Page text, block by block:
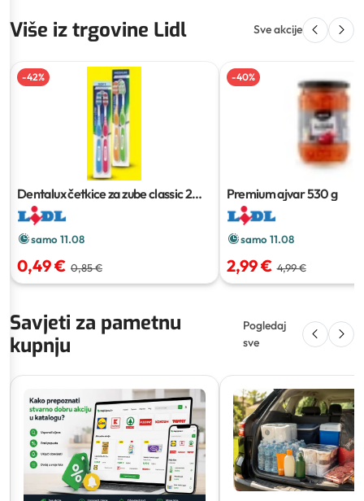
Više iz trgovine Lidl Sve akcije
-42%
Dentalux četkice za zube classic2
kom
samo 11.08
0,49 € 0,85 €
-40%
Premium ajvar530 g
samo 11.08
2,99 € 4,99 €
Savjeti za pametnu
kupnju
Pogledaj
sve